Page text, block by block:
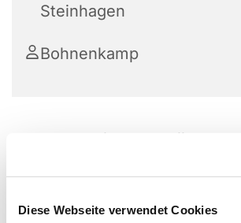
Diese Webseite verwendet Cookies
Steinhagen
Bohnenkamp
Die Frauenhilfe im JBH trifft sich
Mittwoch im Monat von 15:00 –
einer Andacht, gemeinsamen
unterschiedlichsten Themen, die vor